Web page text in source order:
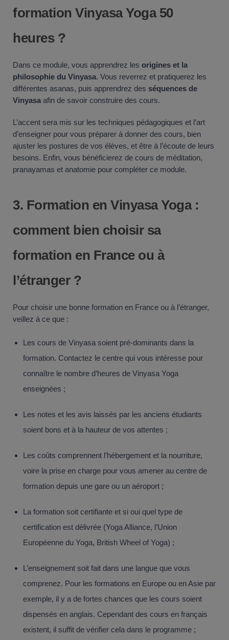
formation VinyasaYoga50
heures ?
Dans ce module, vous apprendrez les origines et la
philosophie du Vinyasa. Vous reverrez et pratiquerez les
différentes asanas, puis apprendrez des séquences de
Vinyasa afin de savoir construire des cours.
L’accent sera mis sur les techniques pédagogiques et l’art
d’enseigner pour vous préparer à donner des cours, bien
ajuster les postures de vos élèves, et être à l’écoute de leurs
besoins. Enfin, vous bénéficierez de cours de méditation,
pranayamas et anatomie pour compléter ce module.
3. Formation en VinyasaYoga:
comment bien choisir sa
formation en France ou à
l’étranger ?
Pour choisir une bonne formation en France ou à l’étranger,
veillez à ce que :
Les cours de Vinyasa soient pré-dominants dans la
formation. Contactez le centre qui vous intéresse pour
connaître le nombre d’heures de Vinyasa Yoga
enseignées ;
Les notes et les avis laissés par les anciens étudiants
soient bons et à la hauteur de vos attentes ;
Les coûts comprennent l’hébergement et la nourriture,
voire la prise en charge pour vous amener au centre de
formation depuis une gare ou un aéroport ;
La formation soit certifiante et si oui quel type de
certification est délivrée (Yoga Alliance, l’Union
Européenne du Yoga, British Wheel of Yoga) ;
L’enseignement soit fait dans une langue que vous
comprenez. Pour les formations en Europe ou en Asie par
exemple, il y a de fortes chances que les cours soient
dispensés en anglais. Cependant des cours en français
existent, il suffit de vérifier cela dans le programme ;